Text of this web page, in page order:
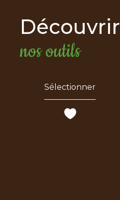
découvrir
nos outils
Sélectionner